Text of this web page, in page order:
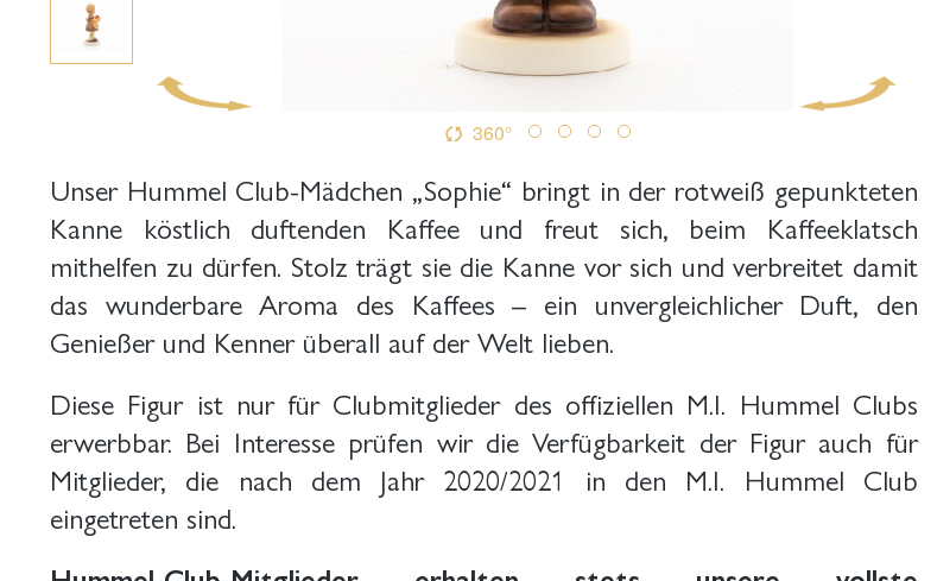
360°
Unser Hummel Club-Mädchen „Sophie“ bringt in der rotweiß gepunkteten
Kanne köstlich duftenden Kaffee und freut sich, beim Kaffeeklatsch
mithelfen zu dürfen. Stolz trägt sie die Kanne vor sich und verbreitet damit
das wunderbare Aroma des Kaffees – ein unvergleichlicher Duft, den
Genießer und Kenner überall auf der Welt lieben.
Diese Figur ist nur für Clubmitglieder des offiziellen M.I. Hummel Clubs
erwerbbar. Bei Interesse prüfen wir die Verfügbarkeit der Figur auch für
Mitglieder, die nach dem Jahr 2020/2021 in den M.I. Hummel Club
eingetreten sind.